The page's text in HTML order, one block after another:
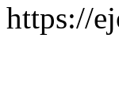
https://